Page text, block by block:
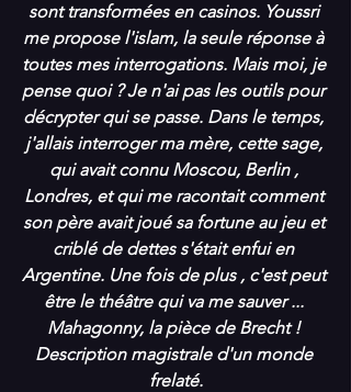
sont transformées en casinos. Youssri
me propose l'islam, la seule réponse à
toutes mes interrogations. Mais moi, je
pense quoi ? Je n'ai pas les outils pour
décrypter qui se passe. Dans le temps,
j'allais interroger ma mère, cette sage,
qui avait connu Moscou, Berlin ,
Londres, et qui me racontait comment
son père avait joué sa fortune au jeu et
criblé de dettes s'était enfui en
Argentine. Une fois de plus , c'est peut
être le théâtre qui va me sauver ...
Mahagonny, la pièce de Brecht !
Description magistrale d'un monde
frelaté.